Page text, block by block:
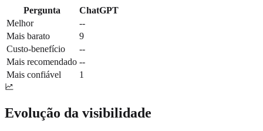
Pergunta
ChatGPT
Melhor
--
Mais barato
9
Custo-benefício
--
Mais recomendado --
Mais confiável
1
Evolução da visibilidade